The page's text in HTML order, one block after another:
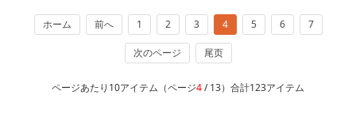
ホーム 前へ 1 2 3 4 5 6 7
次のページ 尾页
ページあたり10アイテム（ページ4/ 13）合計123アイテム